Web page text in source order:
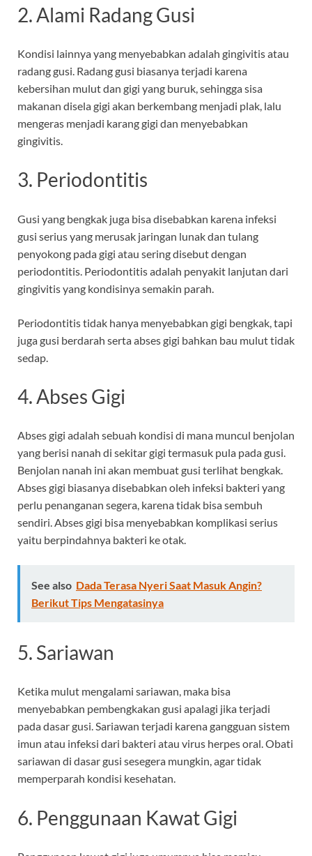
2. Alami Radang Gusi
Kondisi lainnya yang menyebabkan adalah gingivitis atau
radang gusi. Radang gusi biasanya terjadi karena
kebersihan mulut dan gigi yang buruk, sehingga sisa
makanan disela gigi akan berkembang menjadi plak, lalu
mengeras menjadi karang gigi dan menyebabkan
gingivitis.
3. Periodontitis
Gusi yang bengkak juga bisa disebabkan karena infeksi
gusi serius yang merusak jaringan lunak dan tulang
penyokong pada gigi atau sering disebut dengan
periodontitis. Periodontitis adalah penyakit lanjutan dari
gingivitis yang kondisinya semakin parah.
Periodontitis tidak hanya menyebabkan gigi bengkak, tapi
juga gusi berdarah serta abses gigi bahkan bau mulut tidak
sedap.
4. Abses Gigi
Abses gigi adalah sebuah kondisi di mana muncul benjolan
yang berisi nanah di sekitar gigi termasuk pula pada gusi.
Benjolan nanah ini akan membuat gusi terlihat bengkak.
Abses gigi biasanya disebabkan oleh infeksi bakteri yang
perlu penanganan segera, karena tidak bisa sembuh
sendiri. Abses gigi bisa menyebabkan komplikasi serius
yaitu berpindahnya bakteri ke otak.
See also Dada Terasa Nyeri Saat Masuk Angin?
Berikut Tips Mengatasinya
5. Sariawan
Ketika mulut mengalami sariawan, maka bisa
menyebabkan pembengkakan gusi apalagi jika terjadi
pada dasar gusi. Sariawan terjadi karena gangguan sistem
imun atau infeksi dari bakteri atau virus herpes oral. Obati
sariawan di dasar gusi sesegera mungkin, agar tidak
memperparah kondisi kesehatan.
6. Penggunaan Kawat Gigi